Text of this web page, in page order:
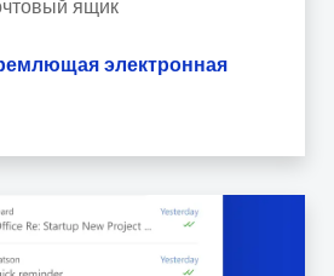
ящик
электронная